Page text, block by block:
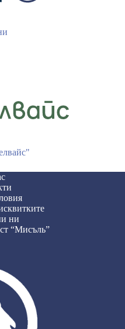
ни
“Мисъль”